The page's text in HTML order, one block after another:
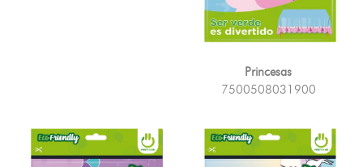
Princesas
7500508031900